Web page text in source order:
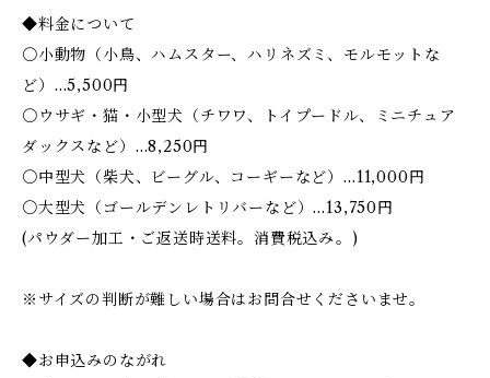
◆料金について
〇小動物（小鳥、ハムスター、ハリネズミ、モルモットな
ど）…5,500円
〇ウサギ・猫・小型犬（チワワ、トイプードル、ミニチュア
ダックスなど）…8,250円
〇中型犬（柴犬、ビーグル、コーギーなど）…11,000円
〇大型犬（ゴールデンレトリバーなど）…13,750円
(パウダー加工・ご返送時送料。消費税込み。)
※サイズの判断が難しい場合はお問合せくださいませ。
◆お申込みのながれ